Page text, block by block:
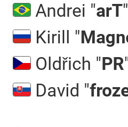
Andrei "arT
Kirill "
Oldřich "PR
David "